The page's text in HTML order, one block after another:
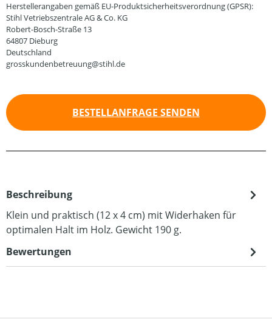
Herstellerangaben gemäß EU-Produktsicherheitsverordnung (GPSR):
Stihl Vetriebszentrale AG & Co. KG
Robert-Bosch-Straße 13
64807 Dieburg
Deutschland
grosskundenbetreuung@stihl.de
BESTELLANFRAGE SENDEN
Beschreibung
Klein und praktisch (12 x 4 cm) mit Widerhaken für
optimalen Halt im Holz. Gewicht 190 g.
Bewertungen